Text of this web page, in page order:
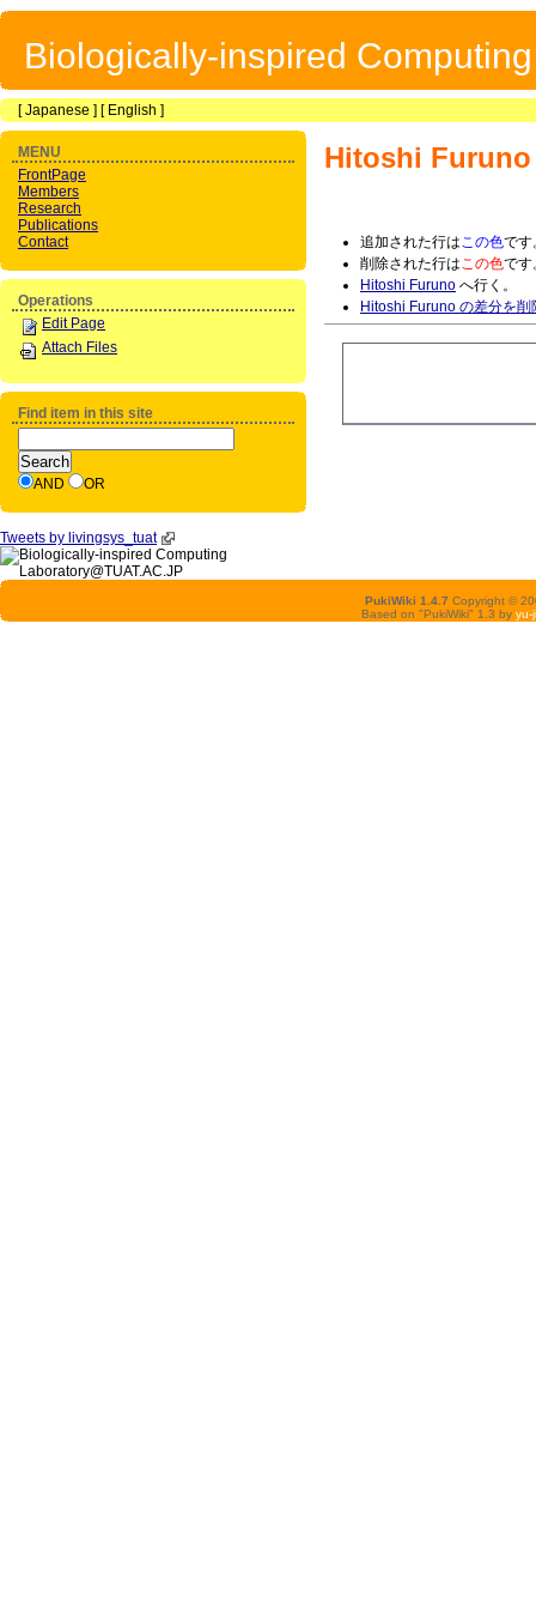
Biologically-inspired
[Japanese ] [ English ]
Hitoshi Furuno
追加された行はこの色です
削除された行はこの色です
Hitoshi Furuno へ行く。
Hitoshi Furuno の差分を削
MENU
FrontPage
Members
Research
Publications
Contact
Operations
Edit Page
Attach Files
Find item in this site
AND OR
Tweets by livingsys_tuat
PukiWiki 1.4.7 Copyright ©
Based on "PukiWiki" 1.3 by yu-ji